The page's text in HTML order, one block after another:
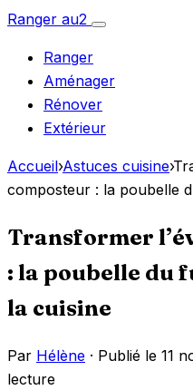
Aller
contenu
Ranger au2
Ouvrir
Ranger
Aménager
Rénover
Extérieur
Accueil›Astuces cuisine›
composteur : la poubelle
Transformer
: la poubelle du
la cuisine
Par Hélène · Publié le 11
lecture